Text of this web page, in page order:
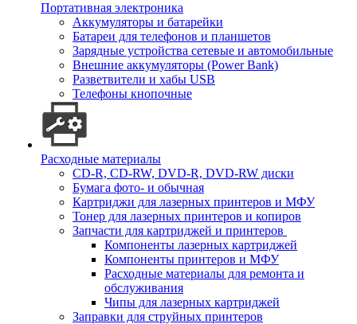
Портативная электроника
Аккумуляторы и батарейки
Батареи для телефонов и планшетов
Зарядные устройства сетевые и автомобильные
Внешние аккумуляторы (Power Bank)
Разветвители и хабы USB
Телефоны кнопочные
Расходные материалы
CD-R, CD-RW, DVD-R, DVD-RW диски
Бумага фото- и обычная
Картриджи для лазерных принтеров и МФУ
Тонер для лазерных принтеров и копиров
Запчасти для картриджей и принтеров
Компоненты лазерных картриджей
Компоненты принтеров и МФУ
Расходные материалы для ремонта и
обслуживания
Чипы для лазерных картриджей
Заправки для струйных принтеров